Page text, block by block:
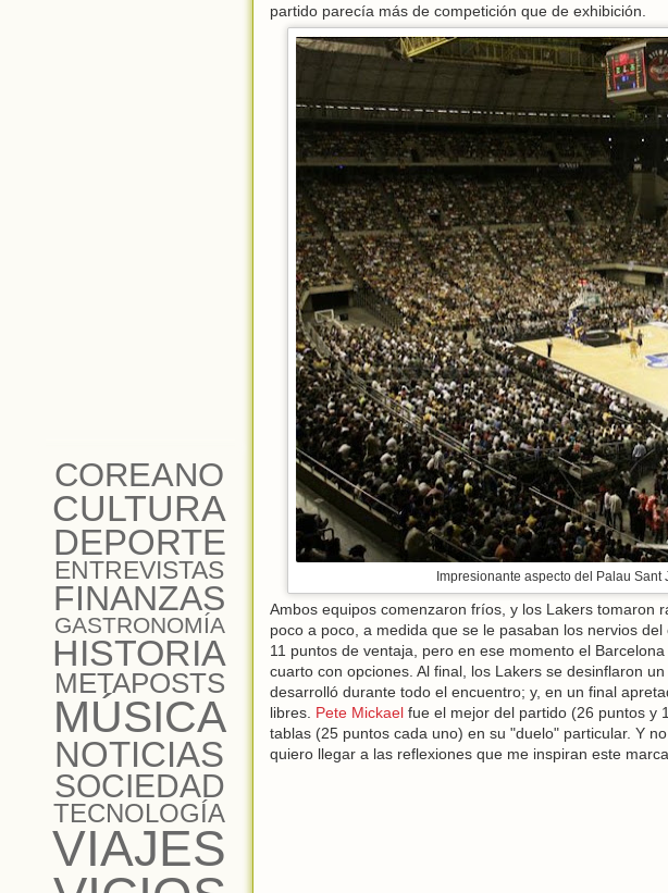
partido parecía más de competición que de exhibición.
Impresionante aspecto del Palau Sant
Ambos equipos comenzaron fríos, y los Lakers tomaron
poco a poco, a medida que se le pasaban los nervios
11 puntos de ventaja, pero en ese momento el
cuarto con opciones. Al final, los Lakers se desinflaron
desarrolló durante todo el encuentro; y, en un final
libres. Pete Mickael fue el mejor del partido (26 puntos y
tablas (25 puntos cada uno) en su "duelo" particular. Y
quiero llegar a las reflexiones que me inspiran este
COREANO
CULTURA
DEPORTE
ENTREVISTAS
FINANZAS
GASTRONOMÍA
HISTORIA
METAPOSTS
MÚSICA
NOTICIAS
SOCIEDAD
TECNOLOGÍA
VIAJES